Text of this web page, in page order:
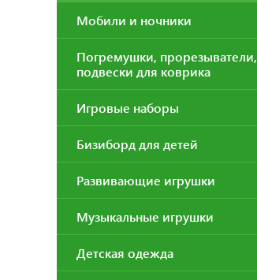
Мобили и ночники
Погремушки, прорезыватели,
подвески для коврика
Игровые наборы
Бизиборд для детей
Развивающие игрушки
Музыкальные игрушки
Детская одежда